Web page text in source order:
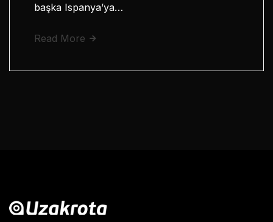
başka Ispanya’ya…
Read More